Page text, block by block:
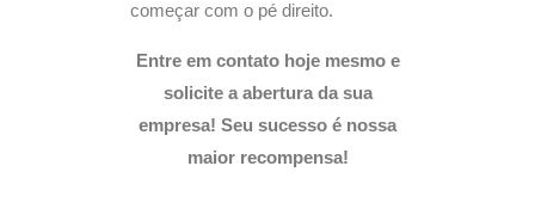
começar com o pé direito.
Entre em contato hoje mesmo e
solicite a abertura da sua
empresa! Seu sucesso é nossa
maior recompensa!